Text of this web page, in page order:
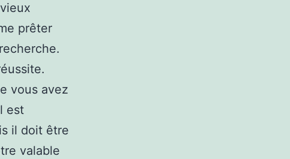
prêter
vous avez
est
il doit être
valable